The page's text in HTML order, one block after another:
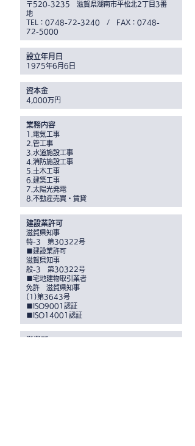
〒520-3235 滋賀県湖南市平松北2丁目3番
地
TEL：0748-72-3240 / FAX：0748-
72-5000
設立年月日
1975年6月6日
資本金
4,000万円
業務内容
1.電気工事
2.管工事
3.水道施設工事
4.消防施設工事
5.土木工事
6.建築工事
7.太陽光発電
8.不動産売買・賃貸
建設業許可
滋賀県知事
特-3 第30322号
■建設業許可
滋賀県知事
般-3 第30322号
■宅地建物取引業者
免許 滋賀県知事
(1)第3643号
■ISO9001認証
■ISO14001認証
営業所